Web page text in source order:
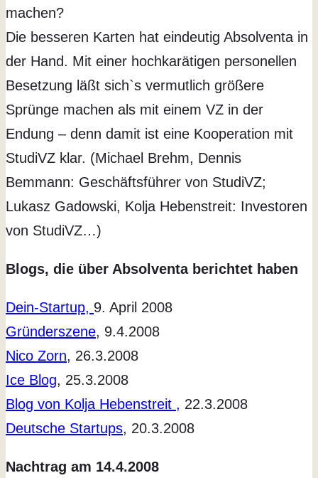
machen?
Die besseren Karten hat eindeutig Absolventa in
der Hand. Mit einer hochkarätigen personellen
Besetzung läßt sich`s vermutlich größere
Sprünge machen als mit einem VZ in der
Endung – denn damit ist eine Kooperation mit
StudiVZ klar. (Michael Brehm, Dennis
Bemmann: Geschäftsführer von StudiVZ;
Lukasz Gadowski, Kolja Hebenstreit: Investoren
von StudiVZ…)
Blogs, die über Absolventa berichtet haben
Dein-Startup, 9. April 2008
Gründerszene, 9.4.2008
Nico Zorn, 26.3.2008
Ice Blog, 25.3.2008
Blog von Kolja Hebenstreit , 22.3.2008
Deutsche Startups, 20.3.2008
Nachtrag am 14.4.2008